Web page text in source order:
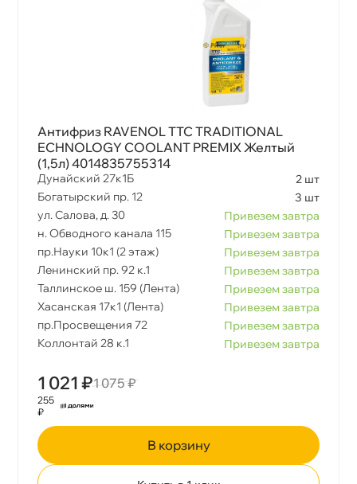
Антифриз RAVENOL TTC TRADITIONAL
ECHNOLOGY COOLANT PREMIX Желтый
(1,5л) 4014835755314
Дунайский 27к1Б
2 шт
Богатырский пр. 12
3 шт
ул. Салова, д. 30
Привезем завтра
н. Обводного канала 115
Привезем завтра
пр.Науки 10к1 (2 этаж)
Привезем завтра
Ленинский пр. 92 к.1
Привезем завтра
Таллинское ш. 159 (Лента)
Привезем завтра
Хасанская 17к1 (Лента)
Привезем завтра
пр.Просвещения 72
Привезем завтра
Коллонтай 28 к.1
Привезем завтра
1 021 ₽1 075 ₽
255
₽
корзину